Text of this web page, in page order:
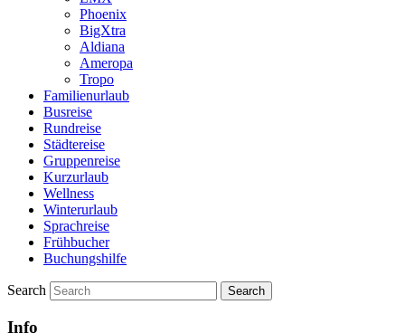
Phoenix
BigXtra
Aldiana
Ameropa
Tropo
Familienurlaub
Busreise
Rundreise
Städtereise
Gruppenreise
Kurzurlaub
Wellness
Winterurlaub
Sprachreise
Frühbucher
Buchungshilfe
Search
Info